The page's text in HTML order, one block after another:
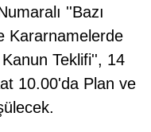
''Bazı
Kararnamelerde
Teklifi'', 14
10.00'da Plan ve